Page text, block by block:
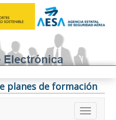
planes de formación